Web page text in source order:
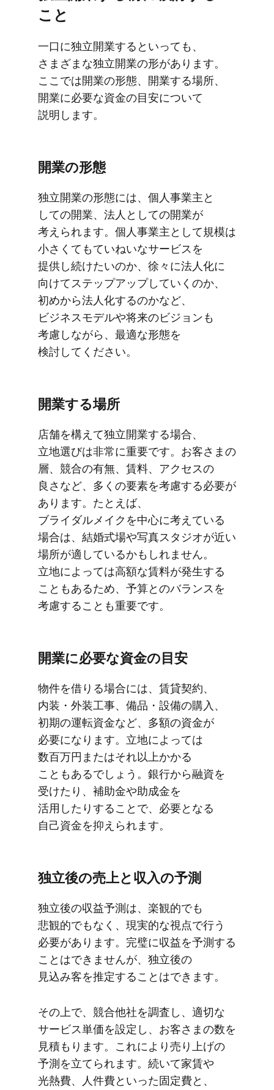
こと
一口に​独立開業すると​いっても、​
さまざまな​独立開業の​形が​あります。​
ここでは​開業の​形態、​開業する​場所、​
開業に​必要な​資金の​目安に​ついて​
説明します。
開業の​形態
独立開業の​形態には、​個人事業主と​
しての​開業、​法人と​しての​開業が​
考えられます。​個人事業主と​して​規模は​
小さくてもていねいな​サービスを​
提供し続けたいのか、​徐々に​法人化に​
向けて​ステップアップしていくのか、​
初めから​法人化するのかなど、​
ビジネスモデルや​将来の​ビジョンも​
考慮しながら、​最適な​形態を​
検討してください。
開業する​場所
店舗を​構えて​独立開業する​場合、​
立地選びは​非常に​重要です。​お客さまの​
層、​競合の​有無、​賃料、​アクセスの​
良さなど、​多くの​要素を​考慮する​必要が​
あります。​たとえば、​
ブライダルメイクを​中心に​考えている​
場合は、​結婚​式場や​写真スタジオが​近い​
場所が​適しているかもしれません。​
立地に​よっては​高額な​賃料が​発生する​
こともある​ため、​予算との​バランスを​
考慮する​ことも​重要です。
開業に​必要な​資金の​目安
物件を​借りる​場合には、​賃貸契約、​
内装・外装工事、​備品・設備の​購入、​
初期の​運転資金など、​多額の​資金が​
必要に​なります。​立地に​よっては​
数百万円または​それ以上​かかる​
こともあるでしょう。​銀行から​融資を​
受けたり、​補助金や​助成金を​
活用したりする​ことで、​必要と​なる​
自己資金を​抑えられます。
独立後の​売上と​収入の​予測
独立後の​収益予測は、​楽観的でも​
悲観的でもなく、​現実的な​視点で​行う​
必要が​あります。​完璧に​収益を​予測する​
ことは​できませんが、​独立後の​
見込み客を​推定する​ことは​できます。
その上で、​競合他社を​調査し、​適切な​
サービス単価を​設定し、​お客さまの​数を​
見積もります。​これに​より​売り上げの​
予測を​立てられます。​続いて​家賃や​
光熱費、​人件費と​いった​固定費と、​